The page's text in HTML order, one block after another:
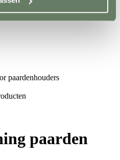
paardenhouders
paarden